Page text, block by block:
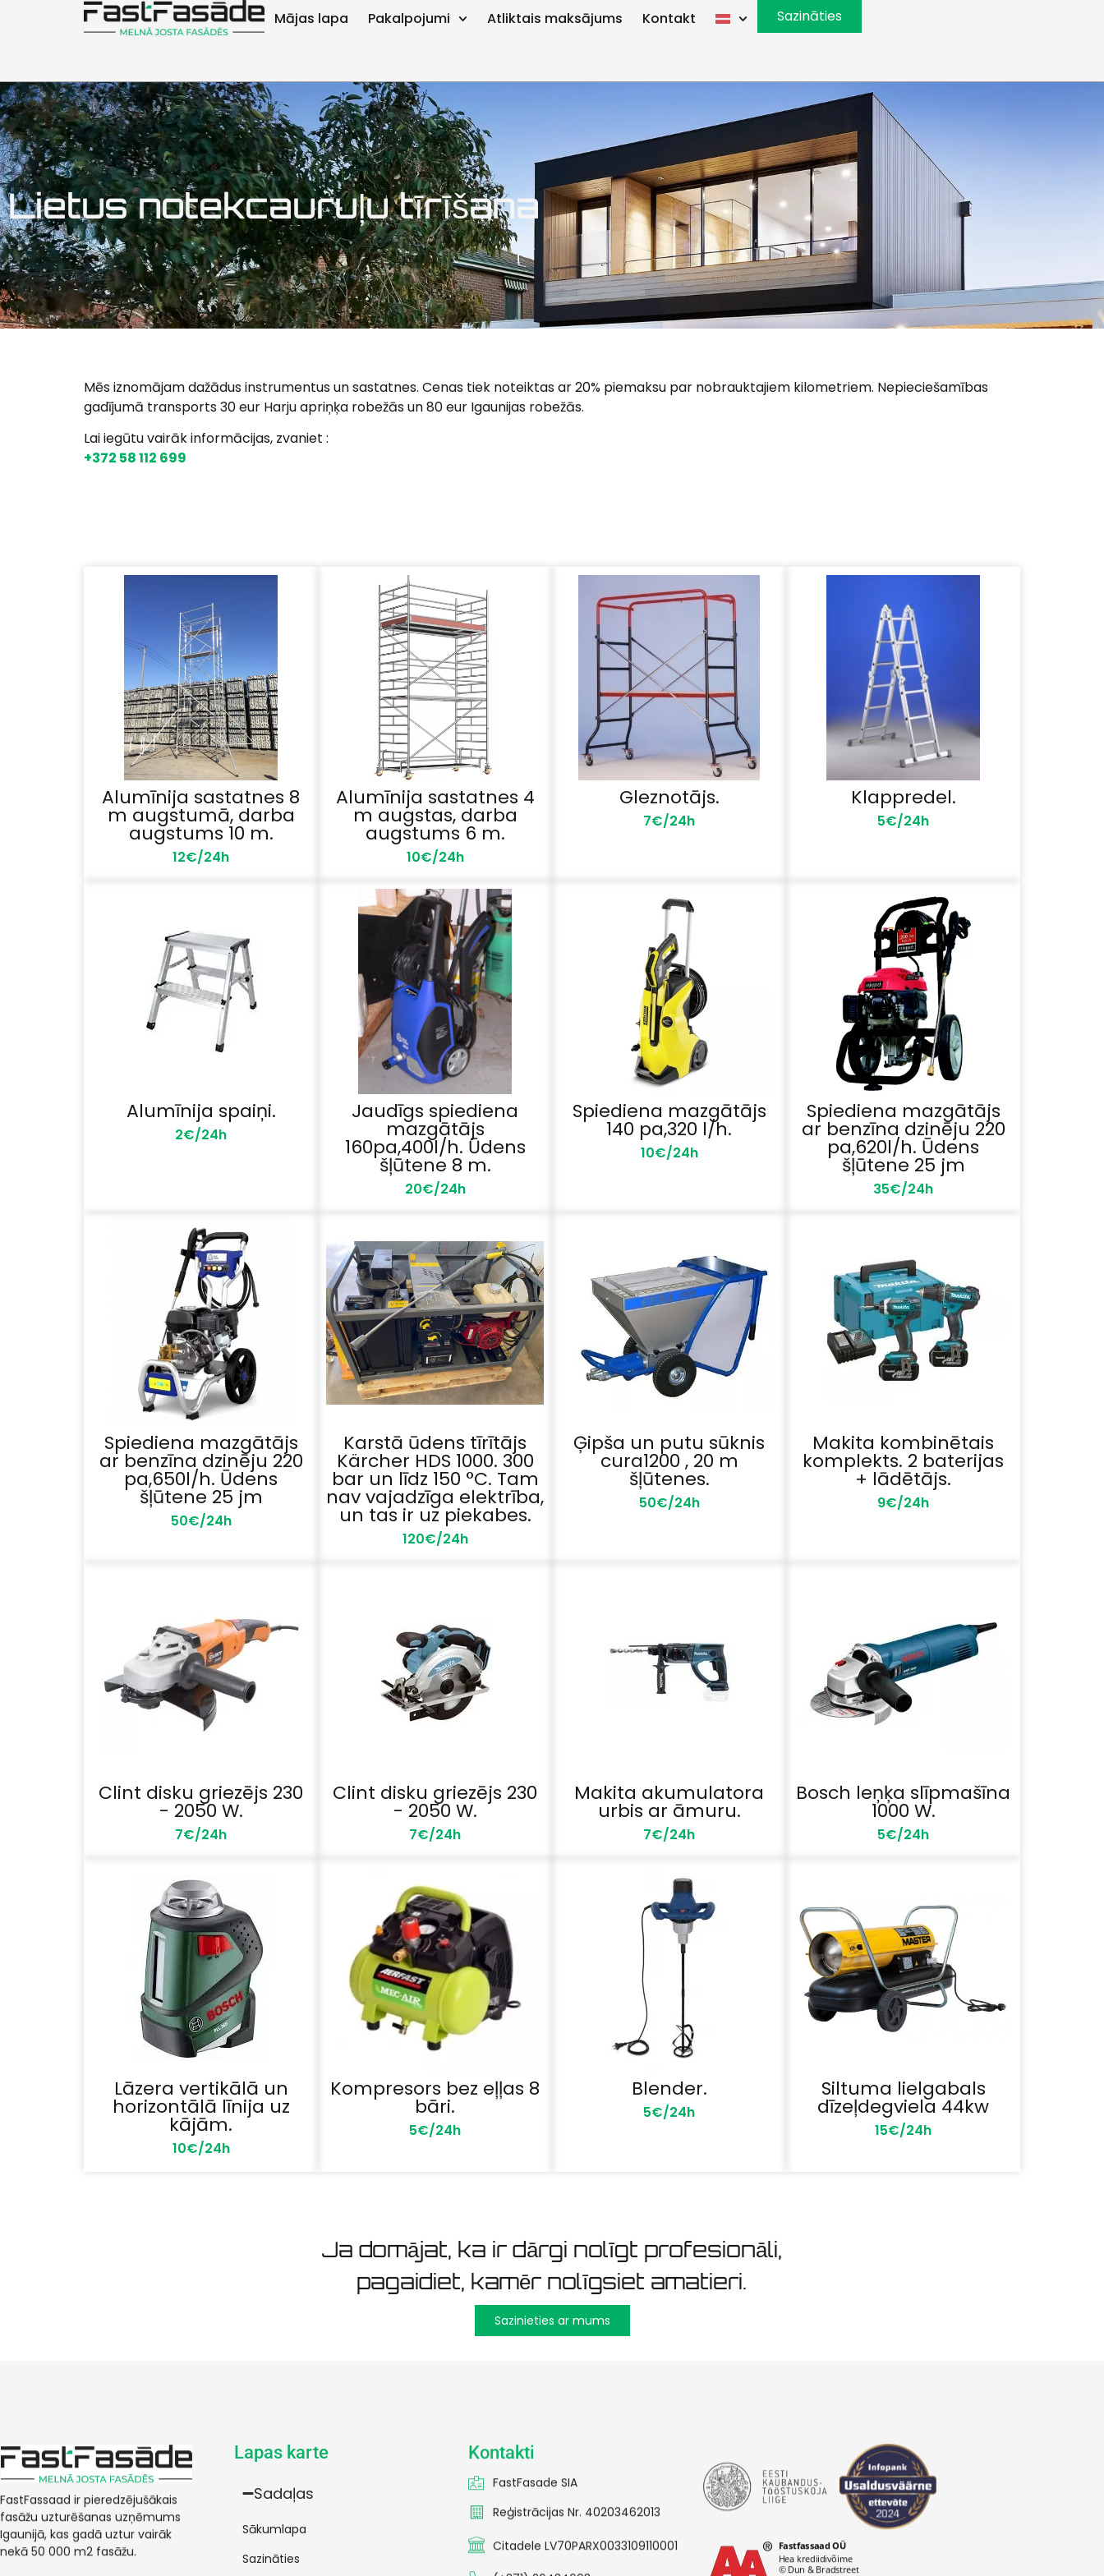
Mājas lapa Pakalpojumi Atliktais maksājums Kontakt Sazināties
Lietus notekcauruļu tīrīšana
Mēs iznomājam dažādus instrumentus un sastatnes. Cenas tiek noteiktas ar 20% piemaksu par nobrauktajiem kilometriem. Nepieciešamības
gadījumā transports 30 eur Harju apriņķa robežās un 80 eur Igaunijas robežās.
Lai iegūtu vairāk informācijas, zvaniet :
+372 58 112 699
Alumīnija sastatnes 8
m augstumā, darba
augstums 10 m.
12€/24h
Alumīnija sastatnes 4
m augstas, darba
augstums 6 m.
10€/24h
Gleznotājs.
7€/24h
Klappredel.
5€/24h
Alumīnija spaiņi.
2€/24h
Jaudīgs spiediena
mazgātājs
160pa,400l/h. Ūdens
šļūtene 8 m.
20€/24h
Spiediena mazgātājs
140 pa,320 l/h.
10€/24h
Spiediena mazgātājs
ar benzīna dzinēju 220
pa,620l/h. Ūdens
šļūtene 25 jm
35€/24h
Spiediena mazgātājs
ar benzīna dzinēju 220
pa,650l/h. Ūdens
šļūtene 25 jm
50€/24h
Karstā ūdens tīrītājs
Kärcher HDS 1000. 300
bar un līdz 150 °C. Tam
nav vajadzīga elektrība,
un tas ir uz piekabes.
120€/24h
Ģipša un putu sūknis
cura1200 , 20 m
šļūtenes.
50€/24h
Makita kombinētais
komplekts. 2 baterijas
+ lādētājs.
9€/24h
Clint disku griezējs 230
- 2050 W.
7€/24h
Clint disku griezējs 230
- 2050 W.
7€/24h
Makita akumulatora
urbis ar āmuru.
7€/24h
Bosch leņķa slīpmašīna
1000 W.
5€/24h
Lāzera vertikālā un
horizontālā līnija uz
kājām.
10€/24h
Kompresors bez eļļas 8
bāri.
5€/24h
Blender.
5€/24h
Siltuma lielgabals
dīzeļdegviela 44kw
15€/24h
Ja domājat, ka ir dārgi nolīgt profesionāli,
pagaidiet, kamēr nolīgsiet amatieri.
Sazinieties ar mums
FastFassaad ir pieredzējušākais
fasāžu uzturēšanas uzņēmums
Igaunijā, kas gadā uztur vairāk
nekā 50 000 m2 fasāžu.
Lapas karte
Sadaļas
Sākumlapa
Sazināties
Kontakti
FastFasade SIA
Reģistrācijas Nr. 40203462013
Citadele LV70PARX0033109110001